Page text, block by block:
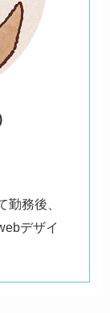
勤務後、
デザイ